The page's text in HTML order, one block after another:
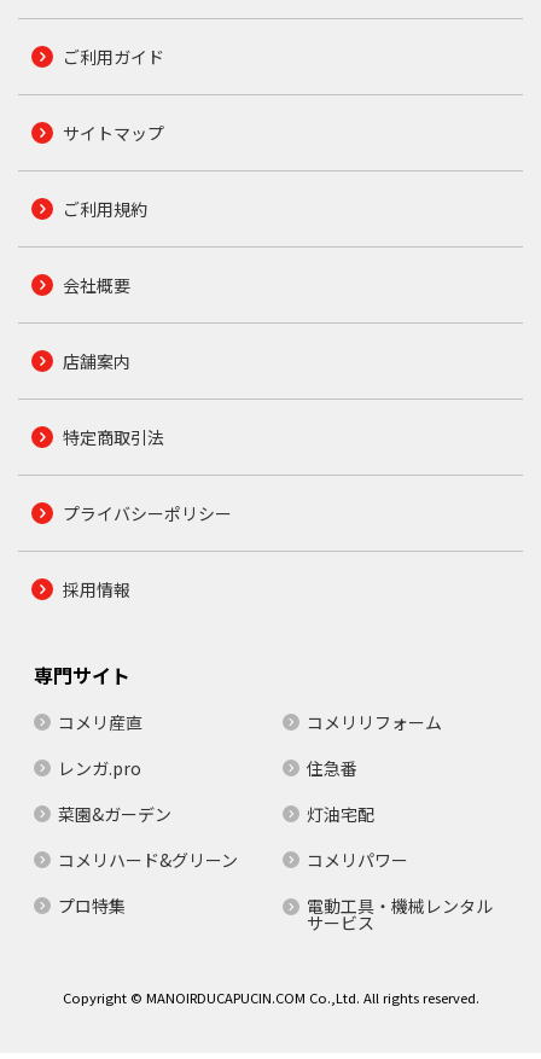
ご利用ガイド
サイトマップ
ご利用規約
会社概要
店舗案内
特定商取引法
プライバシーポリシー
採用情報
専門サイト
コメリ産直
コメリリフォーム
レンガ.pro
住急番
菜園&ガーデン
灯油宅配
コメリハード&グリーン
コメリパワー
プロ特集
電動工具・機械レンタル
サービス
Copyright © MANOIRDUCAPUCIN.COM Co.,Ltd. All rights reserved.